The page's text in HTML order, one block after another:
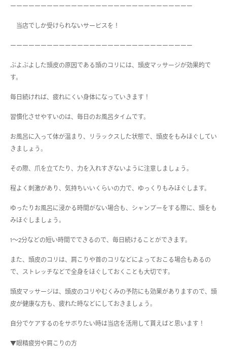
ーーーーーーーーーーーーーーーーーーーーーーーーーーーーーー
当店でしか受けられないサービスを！
ーーーーーーーーーーーーーーーーーーーーーーーーーーーーーー
ぶよぶよした頭皮の原因である頭のコリには、頭皮マッサージが効果的で
す。
毎日続ければ、疲れにくい身体になっていきます！
習慣化させやすいのは、毎日のお風呂タイムです。
お風呂に入って体が温まり、リラックスした状態で、頭皮をもみほぐしてい
きましょう。
その際、爪を立てたり、力を入れすぎないように注意しましょう。
程よく刺激があり、気持ちいいくらいの力で、ゆっくりもみほぐします。
ゆったりお風呂に浸かる時間がない場合も、シャンプーをする際に、頭をも
みほぐしましょう。
1～2分などの短い時間でできるので、毎日続けることができます。
また、頭皮のコリは、肩こりや首のコリなどによっておこる場合もあるの
で、ストレッチなどで全身をほぐしておくことも大切です。
頭皮マッサージは、頭皮のコリやむくみの予防にも効果がありますので、頭
皮が健康な方も、疲れた時などにしておきましょう。
自分でケアするのをサボりたい時は当店を活用して貰えばと思います！
▼眼精疲労や肩こりの方